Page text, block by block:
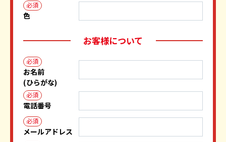
必須
色
お客様について
必須
お名前
(ひらがな)
必須
電話番号
必須
メールアドレス